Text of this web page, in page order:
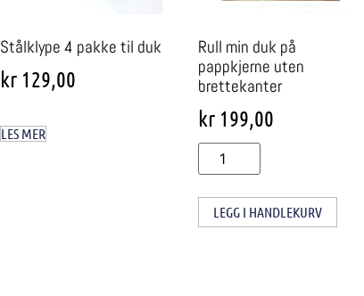
Stålklype 4 pakke til duk
kr129,00
LES MER
Rull min duk på
pappkjerne uten
brettekanter
kr 199,00
LEGG I HANDLEKURV